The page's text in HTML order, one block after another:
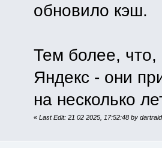
обновило кэш.
Тем более,
Яндекс - они
на несколько
«Last Edit: 21 02 2025, 17:52:48 by